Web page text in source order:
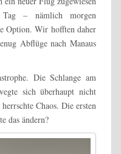
– nämlich morgen
Option. Wir hofften daher
Abflüge nach Manaus
Die Schlange am
sich überhaupt nicht
Chaos. Die ersten
das ändern?